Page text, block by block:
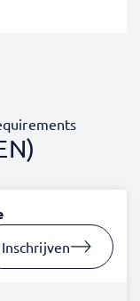
Inschrijven